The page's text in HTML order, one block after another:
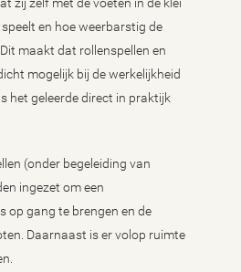
en hoe weerbarstig de
maakt dat rollenspellen en
mogelijk bij de werkelijkheid
het geleerde direct in praktijk
(onder begeleiding van
ingezet om een
op gang te brengen en de
Daarnaast is er volop ruimte